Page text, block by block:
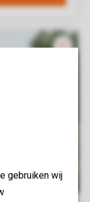
gebruiken wij